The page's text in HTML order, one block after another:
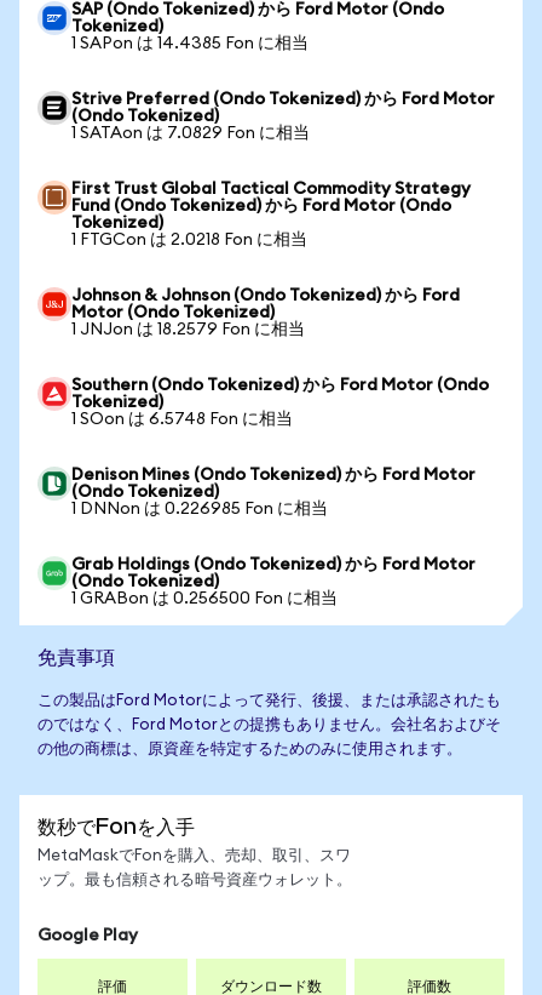
SAP (Ondo Tokenized) から Ford Motor (Ondo
Tokenized)
1 SAPon は 14.4385 Fon に相当
Strive Preferred (Ondo Tokenized) から Ford Motor
(Ondo Tokenized)
1 SATAon は 7.0829 Fon に相当
First Trust Global Tactical Commodity Strategy
Fund (Ondo Tokenized) から Ford Motor (Ondo
Tokenized)
1 FTGCon は 2.0218 Fon に相当
Johnson & Johnson (Ondo Tokenized) から Ford
Motor (Ondo Tokenized)
1 JNJon は 18.2579 Fon に相当
Southern (Ondo Tokenized) から Ford Motor (Ondo
Tokenized)
1 SOon は 6.5748 Fon に相当
Denison Mines (Ondo Tokenized) から Ford Motor
(Ondo Tokenized)
1 DNNon は 0.226985 Fon に相当
Grab Holdings (Ondo Tokenized) から Ford Motor
(Ondo Tokenized)
1 GRABon は 0.256500 Fon に相当
免責事項
この製品はFord Motorによって発行、後援、または承認されたも
のではなく、Ford Motorとの提携もありません。会社名およびそ
の他の商標は、原資産を特定するためのみに使用されます。
数秒でFonを入手
MetaMaskでFonを購入、売却、取引、スワ
ップ。最も信頼される暗号資産ウォレット。
Google Play
評価 ダウンロード数 評価数